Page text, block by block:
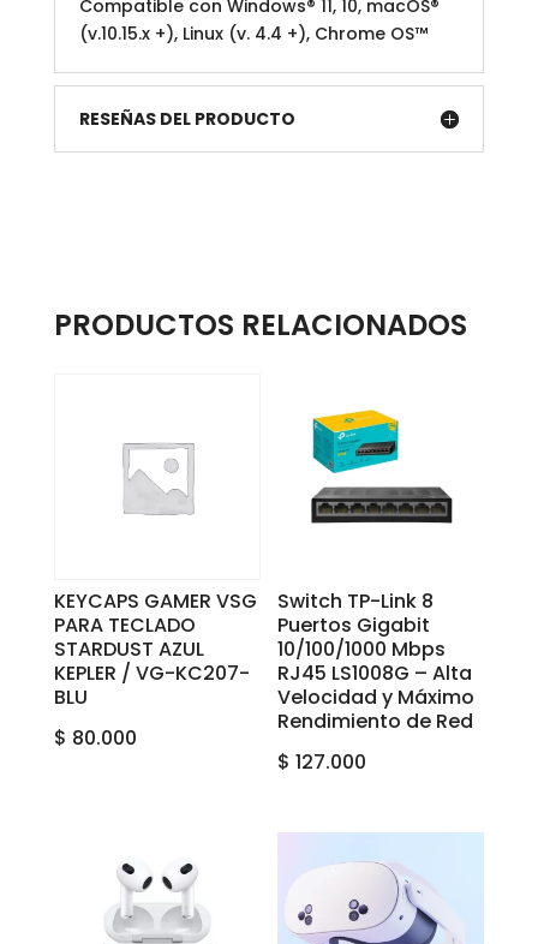
Compatible con Windows® 11, 10, macOS®
(v.10.15.x +), Linux (v. 4.4 +), Chrome OS™
RESEÑAS DEL PRODUCTO
PRODUCTOS RELACIONADOS
KEYCAPS GAMER VSG
PARA TECLADO
STARDUST AZUL
KEPLER / VG-KC207-
BLU
$ 80.000
Switch TP-Link 8
Puertos Gigabit
10/100/1000 Mbps
RJ45 LS1008G – Alta
Velocidad y Máximo
Rendimiento de Red
$ 127.000